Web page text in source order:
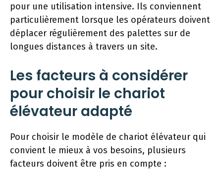
pour une utilisation intensive. Ils conviennent
particulièrement lorsque les opérateurs doivent
déplacer régulièrement des palettes sur de
longues distances à travers un site.
Les facteurs à considérer
pour choisir le chariot
élévateur adapté
Pour choisir le modèle de chariot élévateur qui
convient le mieux à vos besoins, plusieurs
facteurs doivent être pris en compte :